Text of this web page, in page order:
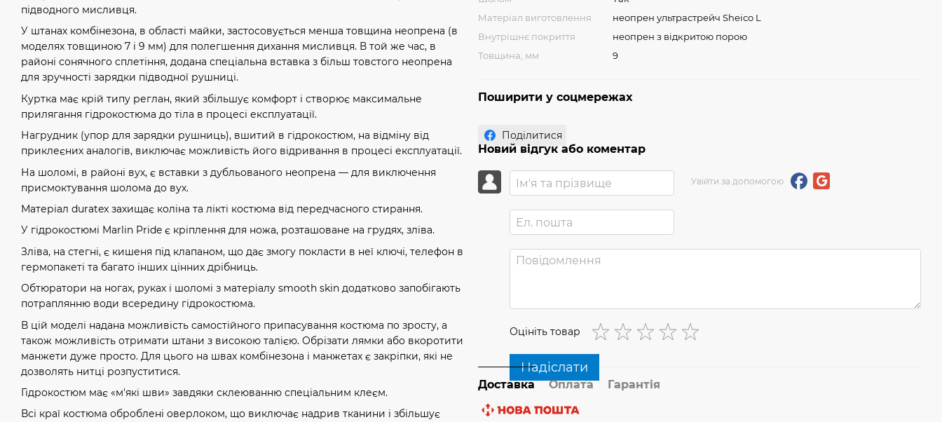
підводного мисливця.
У штанах комбінезона, в області майки, застосовується менша товщина неопрена (в
моделях товщиною 7 і 9 мм) для полегшення дихання мисливця. В той же час, в
районі сонячного сплетіння, додана спеціальна вставка з більш товстого неопрена
для зручності зарядки підводної рушниці.
Куртка має крій типу реглан, який збільшує комфорт і створює максимальне
прилягання гідрокостюма до тіла в процесі експлуатації.
Нагрудник (упор для зарядки рушниць), вшитий в гідрокостюм, на відміну від
приклеєних аналогів, виключає можливість його відривання в процесі експлуатації.
На шоломі, в районі вух, є вставки з дубльованого неопрена — для виключення
присмоктування шолома до вух.
Матеріал duratex захищає коліна та лікті костюма від передчасного стирання.
У гідрокостюмі Marlin Pride є кріплення для ножа, розташоване на грудях, зліва.
Зліва, на стегні, є кишеня під клапаном, що дає змогу покласти в неї ключі, телефон в
гермопакеті та багато інших цінних дрібниць.
Обтюратори на ногах, руках і шоломі з матеріалу smooth skin додатково запобігають
потраплянню води всередину гідрокостюма.
В цій моделі надана можливість самостійного припасування костюма по зросту, а
також можливість отримати штани з високою талією. Обрізати лямки або вкоротити
манжети дуже просто. Для цього на швах комбінезона і манжетах є закріпки, які не
дозволять нитці розпуститися.
Гідрокостюм має «м'які шви» завдяки склеюванню спеціальним клеєм.
Всі краї костюма оброблені оверлоком, що виключає надрив тканини і збільшує
Матеріал виготовлення
неопрен ультрастрейч Sheico L
Внутрішнє покриття
неопрен з відкритою порою
Товщина, мм
9
Поширити у соцмережах
Поділитися
Новий відгук або коментар
Увійти за допомогою
Оцініть товар
Надіслати
Доставка Оплата Гарантія